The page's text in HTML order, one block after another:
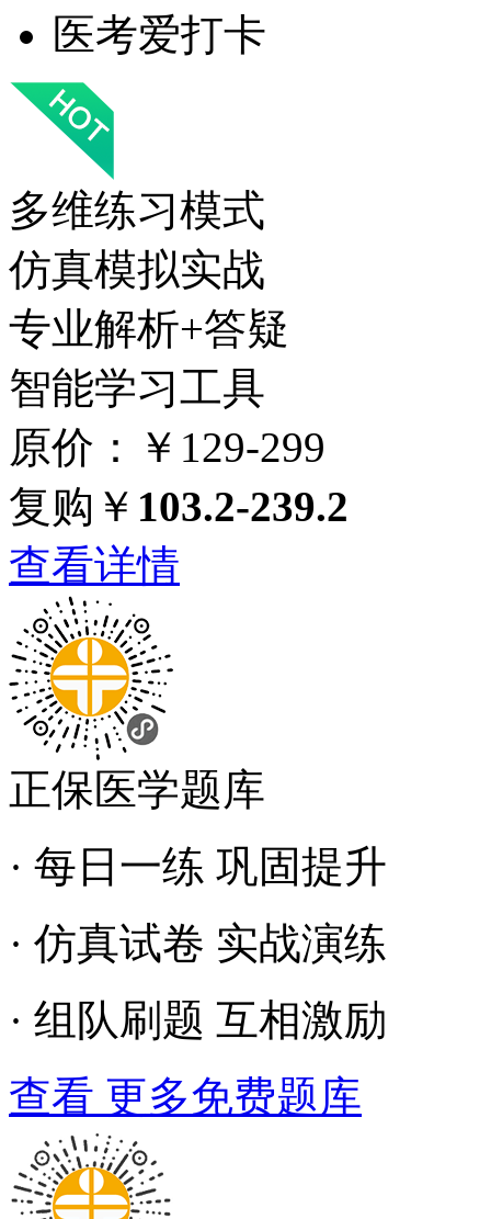
医考爱打卡
多维练习模式
仿真模拟实战
专业解析+答疑
智能学习工具
原价：￥129-299
复购￥ 103.2-239.2
查看详情
正保医学题库
· 每日一练 巩固提升
· 仿真试卷 实战演练
· 组队刷题 互相激励
查看 更多免费题库